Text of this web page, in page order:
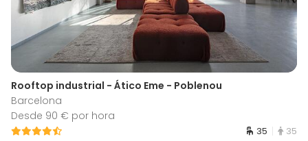
Rooftop industrial - Ático Eme - Poblenou
Barcelona
Desde 90 € por hora
35 35